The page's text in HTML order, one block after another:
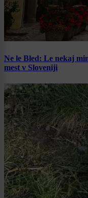
Ne le Bled: Le nekaj
mest v Sloveniji